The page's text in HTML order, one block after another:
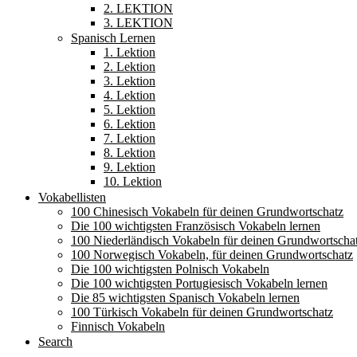
2. LEKTION
3. LEKTION
Spanisch Lernen
1. Lektion
2. Lektion
3. Lektion
4. Lektion
5. Lektion
6. Lektion
7. Lektion
8. Lektion
9. Lektion
10. Lektion
Vokabellisten
100 Chinesisch Vokabeln für deinen Grundwortschatz
Die 100 wichtigsten Französisch Vokabeln lernen
100 Niederländisch Vokabeln für deinen
100 Norwegisch Vokabeln, für deinen Grundwortschatz
Die 100 wichtigsten Polnisch Vokabeln
Die 100 wichtigsten Portugiesisch Vokabeln lernen
Die 85 wichtigsten Spanisch Vokabeln lernen
100 Türkisch Vokabeln für deinen Grundwortschatz
Finnisch Vokabeln
Search